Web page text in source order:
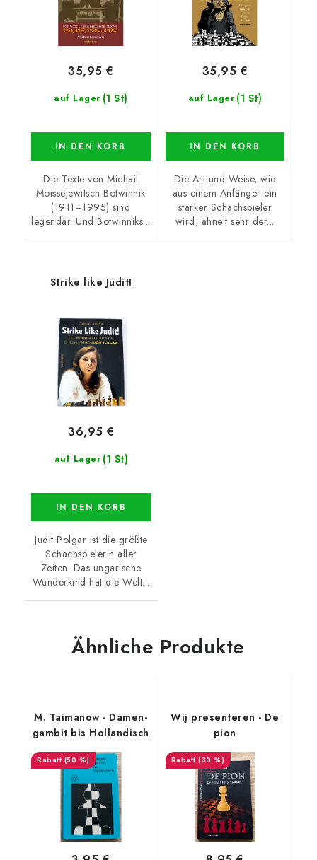
auf Lager (1 St)
35,95 €
IN DEN KORB
Die Texte von Michail
Moissejewitsch Botwinnik
(1911–1995) sind
legendär. Und Botwinniks...
auf Lager (1 St)
35,95 €
IN DEN KORB
Die Art und Weise, wie
aus einem Anfänger ein
starker Schachspieler
wird, ähnelt sehr der...
Strike like Judit!
auf Lager (1 St)
36,95 €
IN DEN KORB
Judit Polgar ist die größte
Schachspielerin aller
Zeiten. Das ungarische
Wunderkind hat die Welt...
Ähnliche Produkte
M. Taimanow - Damen-
gambit bis Hollandisch
(50 %)
Wij presenteren - De
pion
(30 %)